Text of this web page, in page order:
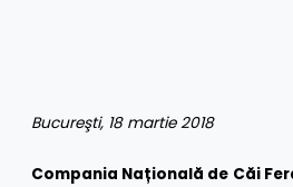
Bucureşti, 18 martie 2018
Compania Națională de Căi